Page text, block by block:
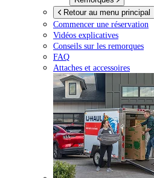
Retour au menu principal
Commencer une réservation
Vidéos explicatives
Conseils sur les remorques
FAQ
Attaches et accessoires